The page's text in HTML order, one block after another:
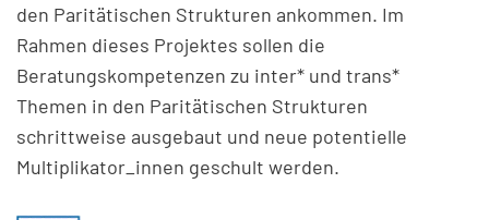
den Paritätischen Strukturen ankommen. Im
Rahmen dieses Projektes sollen die
Beratungskompetenzen zu inter* und trans*
Themen in den Paritätischen Strukturen
schrittweise ausgebaut und neue potentielle
Multiplikator_innen geschult werden.